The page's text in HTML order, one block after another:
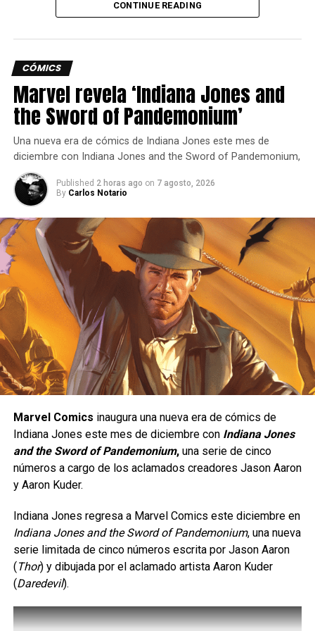
47 espacios de experiencia para socios;
200 publishers (con 76 publishers que expusieron
contenidos al público);
Más de 700 estudios en las áreas B2C y B2B;
Más de 400 juegos para probar y 81 lanzamientos;
16 áreas propias;
226 horas de contenido;
434 oradores en 5 días;
4.724.215 visualizaciones de transmisiones en
línea;
Participaron más de 1.000 creadores de contenido;
25 socios de medios de comunicación de 3
continentes;
314 medios de comunicación asistieron para cubrir
el evento.
Un gran logro para la comunidad gamer de la zona el éxito
obtenido por gamescom latam.
Una peleadora de presión constante.
Yasmine está diseñada para quienes disfrutan de un
estilo de juego ofensivo;se trata de un personaje de
tiporushdown, cuyo objetivo es mantenerse cerca del
rival para presionarlo de manera constante y obligarlo a
cometer errores. Su estilo de combate está inspirado en
Eskrima
, un arte marcial filipino, e incorpora el uso de
un
, además de una gran movilidad, ataques
rápidos y múltiples opciones para extender combos.
CONTINUE READING
CÓMICS
Marvel revela ‘Indiana Jones and
the Sword of Pandemonium’
Una nueva era de cómics de Indiana Jones este mes de
diciembre con Indiana Jones and the Sword of Pandemonium,
Published 2 horas ago on 7 agosto, 2026
By Carlos Notario
Marvel Comics inaugura una nueva era de cómics de
Indiana Jones este mes de diciembre con Indiana Jones
and the Sword of Pandemonium,una serie de cinco
números a cargo de los aclamados creadores Jason Aaron
y Aaron Kuder.
Indiana Jones regresa a Marvel Comics este diciembre en
Indiana Jones and the Sword of Pandemonium, una nueva
serie limitada de cinco números escrita por Jason Aaron
(Thor) y dibujada por el aclamado artista Aaron Kuder
(Daredevil).